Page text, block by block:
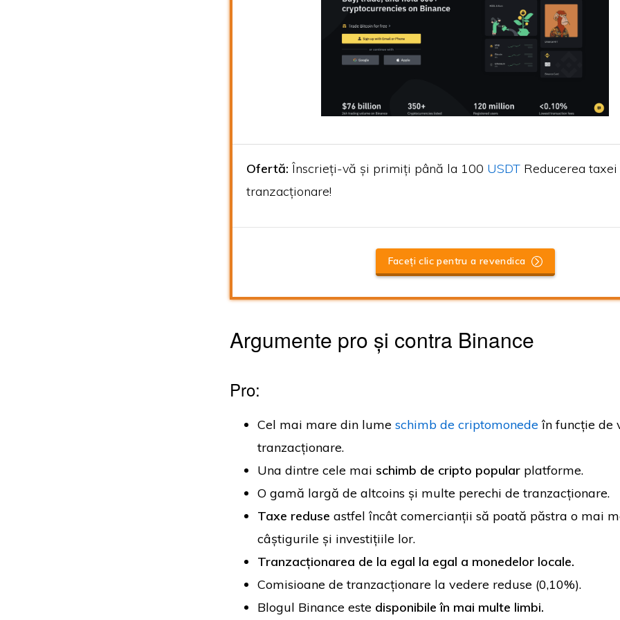
Ofertă: Înscrieți-vă și primiți până la 100 USDT Reducerea taxei
tranzacționare!
Faceți clic pentru a revendica
Argumente pro și contra Binance
Pro:
Cel mai mare din lume schimb de criptomonede în funcție de
tranzacționare.
Una dintre cele mai schimb de cripto popular platforme.
O gamă largă de altcoins și multe perechi de tranzacționare.
Taxe reduse astfel încât comercianții să poată păstra o mai
câștigurile și investițiile lor.
Tranzacționarea de la egal la egal a monedelor locale.
Comisioane de tranzacționare la vedere reduse (0,10%).
Blogul Binance este disponibile în mai multe limbi.